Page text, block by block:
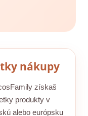
nákupy
získaš
produkty v
alebo európsku